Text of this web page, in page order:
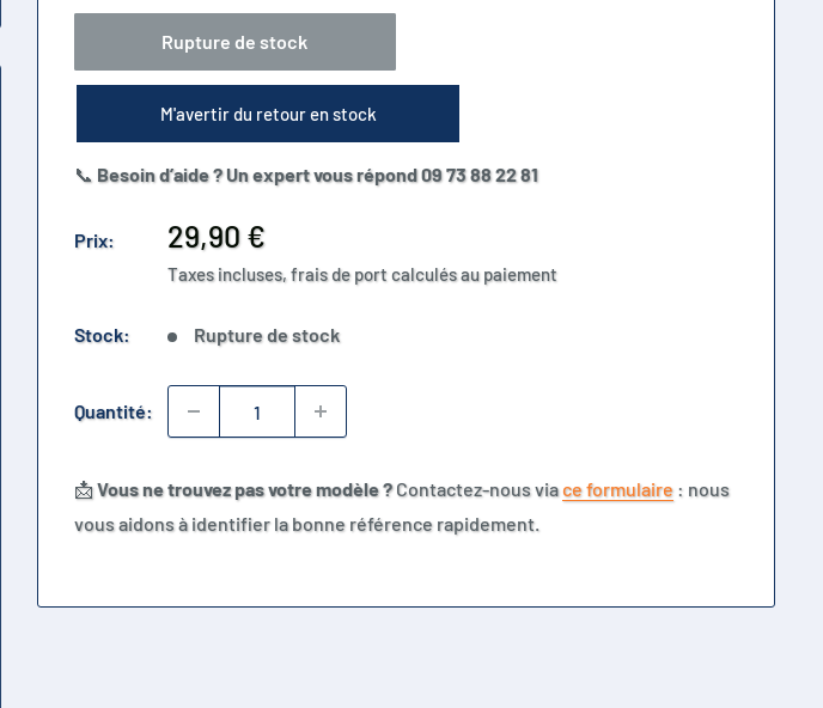
Rupture de stock
M'avertir du retour en stock
📞 Besoin d’aide ? Un expert vous répond 09 73 88 22 81
Prix:
Prix
réduit
29,90 €
Taxes incluses, frais de port calculés au paiement
Stock: Rupture de stock
Quantité:
📩Vous ne trouvez pas votre modèle ?Contactez-nous viace formulaire : nous
vous aidons à identifier la bonne référence rapidement.